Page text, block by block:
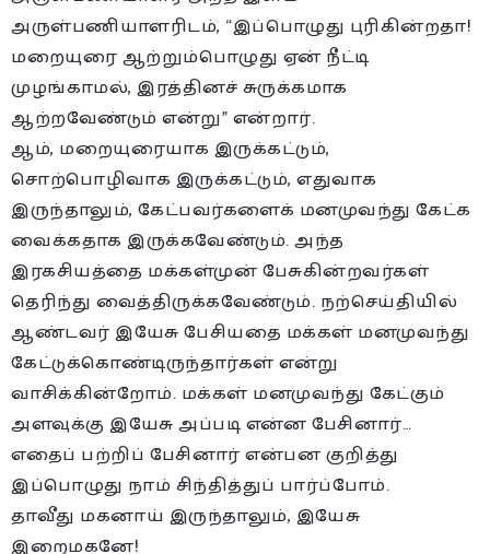
அருள்பணியாளரிடம், “இப்பொழுது புரிகின்றதா!
மறையுரை ஆற்றும்பொழுது ஏன் நீட்டி
முழங்காமல், இரத்தினச் சுருக்கமாக
ஆற்றவேண்டும் என்று” என்றார்.
ஆம், மறையுரையாக இருக்கட்டும்,
சொற்பொழிவாக இருக்கட்டும், எதுவாக
இருந்தாலும், கேட்பவர்களைக் மனமுவந்து கேட்க
வைக்கதாக இருக்கவேண்டும். அந்த
இரகசியத்தை மக்கள்முன் பேசுகின்றவர்கள்
தெரிந்து வைத்திருக்கவேண்டும். நற்செய்தியில்
ஆண்டவர் இயேசு பேசியதை மக்கள் மனமுவந்து
கேட்டுக்கொண்டிருந்தார்கள் என்று
வாசிக்கின்றோம். மக்கள் மனமுவந்து கேட்கும்
அளவுக்கு இயேசு அப்படி என்ன பேசினார்…
எதைப் பற்றிப் பேசினார் என்பன குறித்து
இப்பொழுது நாம் சிந்தித்துப் பார்ப்போம்.
தாவீது மகனாய் இருந்தாலும், இயேசு
இறைமகனே!